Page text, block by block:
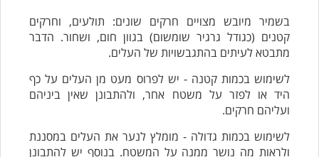
בשמיר מיובש מצויים חרקים שונים: תולעים, וחרקים
קטנים (כגודל גרגיר שומשום) בגוון חום, ושחור. הדבר
מתבטא לעיתים בהתגבשויות של העלים.
לשימוש בכמות קטנה - יש לפרוס מעט מן העלים על כף
היד או לפזר על משטח אחר, ולהתבונן שאין ביניהם
ועליהם חרקים.
לשימוש בכמות גדולה - מומלץ לנער את העלים במסננת
ולראות מה נושר ממנה על המשטח. בנוסף יש להתבונן